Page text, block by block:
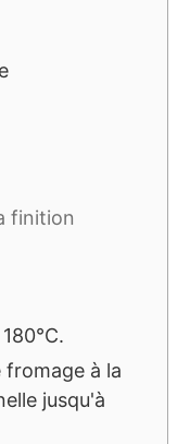
finition
fromage à la
jusqu'à